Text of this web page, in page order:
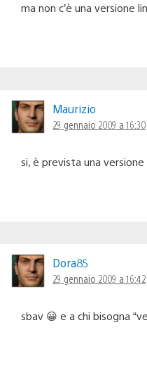
ma non c’è una versione
Maurizio
29 gennaio 2009 a 16:30
si, è prevista una
Dora85
29 gennaio 2009 a 16:42
sbav 😀 e a chi bisogna